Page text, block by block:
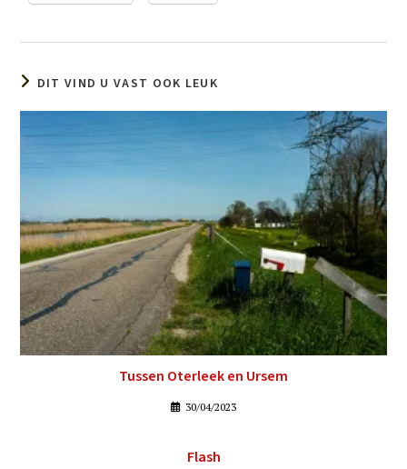
DIT VIND U VAST OOK LEUK
Tussen Oterleek en Ursem
30/04/2023
Flash